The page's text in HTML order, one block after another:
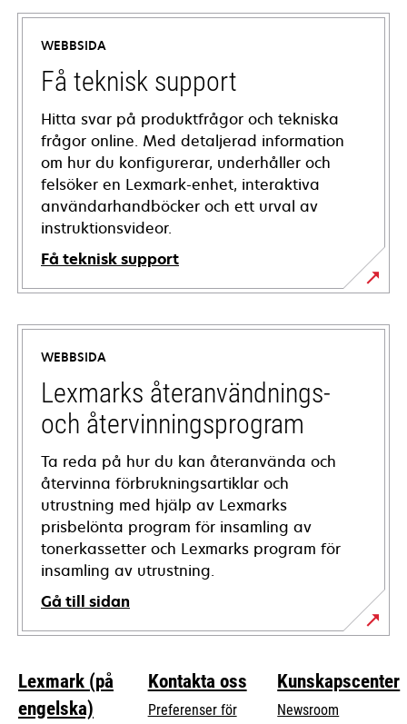
WEBBSIDA
Få teknisk support
Hitta svar på produktfrågor och tekniska
frågor online. Med detaljerad information
om hur du konfigurerar, underhåller och
felsöker en Lexmark-enhet, interaktiva
användarhandböcker och ett urval av
instruktionsvideor.
Få teknisk support
opens
in
new
tab
WEBBSIDA
Lexmarks återanvändnings-
och återvinningsprogram
Ta reda på hur du kan återanvända och
återvinna förbrukningsartiklar och
utrustning med hjälp av Lexmarks
prisbelönta program för insamling av
tonerkassetter och Lexmarks program för
insamling av utrustning.
Gå till sidan
Lexmark (på
engelska)
Kontakta oss
Preferenser för
Kunskapscenter
Newsroom